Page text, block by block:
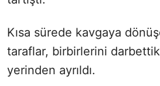
Kısa sürede kavgaya
taraflar, birbirlerini
yerinden ayrıldı.